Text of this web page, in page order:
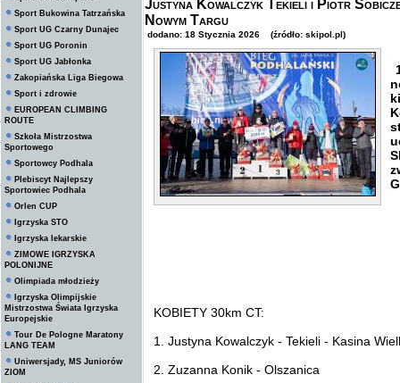
Sport Bukowina Tatrzańska
Sport UG Czarny Dunajec
Sport UG Poronin
Sport UG Jabłonka
Zakopiańska Liga Biegowa
Sport i zdrowie
EUROPEAN CLIMBING
ROUTE
Szkoła Mistrzostwa
Sportowego
Sportowcy Podhala
Plebiscyt Najlepszy
Sportowiec Podhala
Orlen CUP
Igrzyska STO
Igrzyska lekarskie
ZIMOWE IGRZYSKA
POLONIJNE
Olimpiada młodzieży
Igrzyska Olimpijskie
Mistrzostwa Świata Igrzyska
Europejskie
Tour De Pologne Maratony
LANG TEAM
Uniwersjady, MS Juniorów
ZIOM
Justyna Kowalczyk Tekieli i Piotr
Nowym Targu
dodano: 18 Stycznia 2026 (źródło: skipol.pl)
KOBIETY 30km CT:
1. Justyna Kowalczyk - Tekieli - Kasina
2. Zuzanna Konik - Olszanica